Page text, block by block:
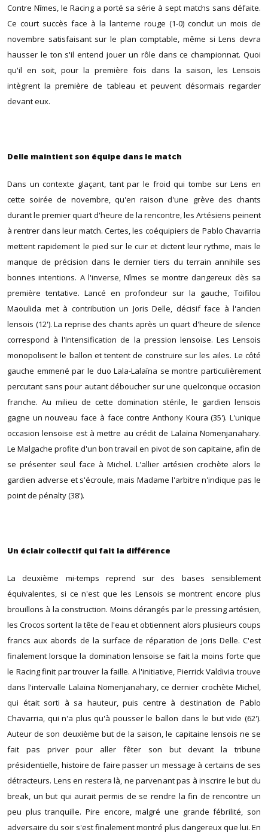
Contre Nîmes, le Racing a porté sa série à sept matchs sans défaite.
Ce court succès face à la lanterne rouge (1-0) conclut un mois de
novembre satisfaisant sur le plan comptable, même si Lens devra
hausser le ton s'il entend jouer un rôle dans ce championnat. Quoi
qu'il en soit, pour la première fois dans la saison, les Lensois
intègrent la première de tableau et peuvent désormais regarder
devant eux.
Delle maintient son équipe dans le match
Dans un contexte glaçant, tant par le froid qui tombe sur Lens en
cette soirée de novembre, qu'en raison d'une grève des chants
durant le premier quart d'heure de la rencontre, les Artésiens peinent
à rentrer dans leur match. Certes, les coéquipiers de Pablo Chavarria
mettent rapidement le pied sur le cuir et dictent leur rythme, mais le
manque de précision dans le dernier tiers du terrain annihile ses
bonnes intentions. A l'inverse, Nîmes se montre dangereux dès sa
première tentative. Lancé en profondeur sur la gauche, Toifilou
Maoulida met à contribution un Joris Delle, décisif face à l'ancien
lensois (12'). La reprise des chants après un quart d'heure de silence
correspond à l'intensification de la pression lensoise. Les Lensois
monopolisent le ballon et tentent de construire sur les ailes. Le côté
gauche emmené par le duo Lala-Lalaïna se montre particulièrement
percutant sans pour autant déboucher sur une quelconque occasion
franche. Au milieu de cette domination stérile, le gardien lensois
gagne un nouveau face à face contre Anthony Koura (35'). L'unique
occasion lensoise est à mettre au crédit de Lalaïna Nomenjanahary.
Le Malgache profite d'un bon travail en pivot de son capitaine, afin de
se présenter seul face à Michel. L'allier artésien crochète alors le
gardien adverse et s'écroule, mais Madame l'arbitre n'indique pas le
point de pénalty (38').
Un éclair collectif qui fait la différence
La deuxième mi-temps reprend sur des bases sensiblement
équivalentes, si ce n'est que les Lensois se montrent encore plus
brouillons à la construction. Moins dérangés par le pressing artésien,
les Crocos sortent la tête de l'eau et obtiennent alors plusieurs coups
francs aux abords de la surface de réparation de Joris Delle. C'est
finalement lorsque la domination lensoise se fait la moins forte que
le Racing finit par trouver la faille. A l'initiative, Pierrick Valdivia trouve
dans l'intervalle Lalaïna Nomenjanahary, ce dernier crochète Michel,
qui était sorti à sa hauteur, puis centre à destination de Pablo
Chavarria, qui n'a plus qu'à pousser le ballon dans le but vide (62').
Auteur de son deuxième but de la saison, le capitaine lensois ne se
fait pas priver pour aller fêter son but devant la tribune
présidentielle, histoire de faire passer un message à certains de ses
détracteurs. Lens en restera là, ne parvenant pas à inscrire le but du
break, un but qui aurait permis de se rendre la fin de rencontre un
peu plus tranquille. Pire encore, malgré une grande fébrilité, son
adversaire du soir s'est finalement montré plus dangereux que lui. En